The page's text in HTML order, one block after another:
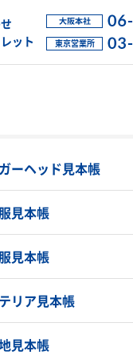
ット
ーヘッド見本帳
見本帳
見本帳
リア見本帳
見本帳